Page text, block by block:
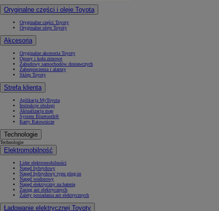
Oryginalne części i oleje Toyota
Oryginalne części Toyoty
Oryginalne oleje Toyoty
Akcesoria
Oryginalne akcesoria Toyoty
Opony i koła zimowe
Zabudowy samochodów dostawczych
Zabezpieczenia i alarmy
Sklep Toyoty
Strefa klienta
Aplikacja MyToyota
Instrukcje obsługi
Aktualizacja map
System Bluetooth®
Karty Ratownicze
Technologie
Technologie
Elektromobilność
Lider elektromobilności
Napęd hybrydowy
Napęd hybrydowy typu plug-in
Napęd wodorowy
Napęd elektryczny na baterię
Zasięg aut elektrycznych
Zalety posiadania aut elektrycznych
Ładowanie elektrycznej Toyoty